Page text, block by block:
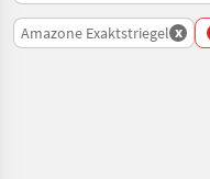
Amazone Exaktstriegel x